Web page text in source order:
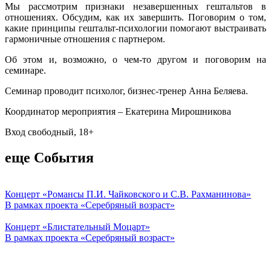
Мы рассмотрим признаки незавершенных гештальтов в
отношениях. Обсудим, как их завершить. Поговорим о том,
какие принципы гештальт-психологии помогают выстраивать
гармоничные отношения с партнером.
Об этом и, возможно, о чем-то другом и поговорим на
семинаре.
Семинар проводит психолог, бизнес-тренер Анна Беляева.
Координатор мероприятия – Екатерина Мирошникова
Вход свободный, 18+
еще События
Концерт «Романсы П.И. Чайковского и С.В. Рахманинова»
В рамках проекта «Серебряный возраст»
Концерт «Блистательный Моцарт»
В рамках проекта «Серебряный возраст»